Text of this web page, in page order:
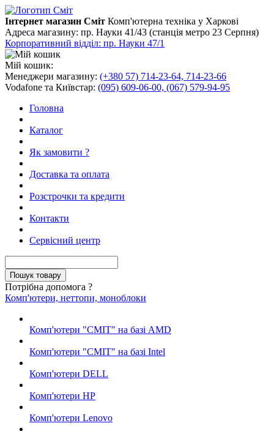
Інтернет магазин Сміт Комп'ютерна техніка у Харкові
Адреса магазину: пр. Науки 41/43 (станція метро 23 Серпня)
Корпоративний відділ: пр. Науки 47/1
Мій кошик:
Менеджери магазину: (+380 57) 714-23-64, 714-23-66
Vodafone та Київстар: (095) 609-06-00, (067) 579-94-95
Головна
Каталог
Як замовити ?
Доставка та оплата
Розстрочки та кредити
Контакти
Сервісний центр
Потрібна допомога ?
Комп'ютери, неттопи, моноблоки
Комп'ютери "СМІТ" на базі AMD
Комп'ютери "СМІТ" на базі Intel
Комп'ютери DELL
Комп'ютери HP
Комп'ютери Lenovo